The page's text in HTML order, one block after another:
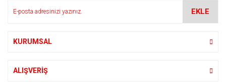
EKLE
KURUMSAL
ALIŞVERİŞ